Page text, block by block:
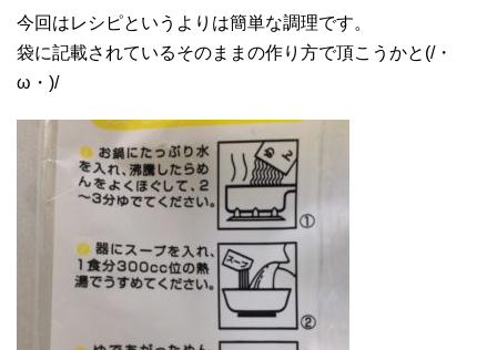
今回はレシピというよりは簡単な調理です。
袋に記載されているそのままの作り方で頂こうかと(/・
ω・)/